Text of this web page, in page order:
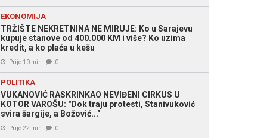
EKONOMIJA
TRŽIŠTE NEKRETNINA NE MIRUJE: Ko u Sarajevu
kupuje stanove od 400.000 KM i više? Ko uzima
kredit, a ko plaća u kešu
Prije 10 min 0
POLITIKA
VUKANOVIĆ RASKRINKAO NEVIĐENI CIRKUS U
KOTOR VAROŠU: "Dok traju protesti, Stanivuković
svira šargije, a Božović..."
Prije 22 min 0